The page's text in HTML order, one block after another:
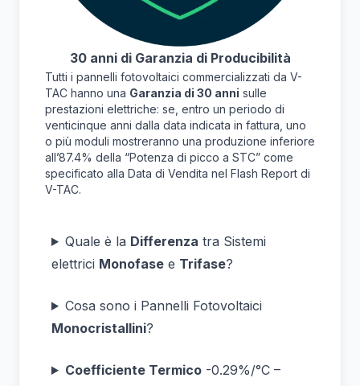
30 anni di Garanzia di Producibilità
Tutti i pannelli fotovoltaici commercializzati da V-
TAC hanno una Garanzia di 30 anni sulle
prestazioni elettriche: se, entro un periodo di
venticinque anni dalla data indicata in fattura, uno
o più moduli mostreranno una produzione inferiore
all’87.4% della “Potenza di picco a STC” come
specificato alla Data di Vendita nel Flash Report di
V-TAC.
Quale è la Differenza tra Sistemi
elettrici Monofase e Trifase?
Cosa sono i Pannelli Fotovoltaici
Monocristallini?
Coefficiente Termico-0.29%/°C –